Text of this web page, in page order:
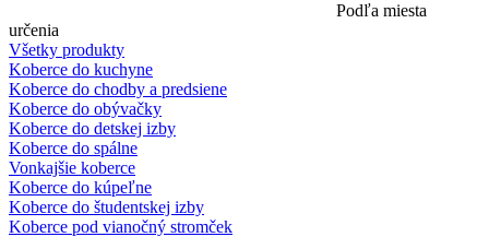
Podľa miesta
určenia
Všetky produkty
Koberce do kuchyne
Koberce do chodby a predsiene
Koberce do obývačky
Koberce do detskej izby
Koberce do spálne
Vonkajšie koberce
Koberce do kúpeľne
Koberce do študentskej izby
Koberce pod vianočný stromček